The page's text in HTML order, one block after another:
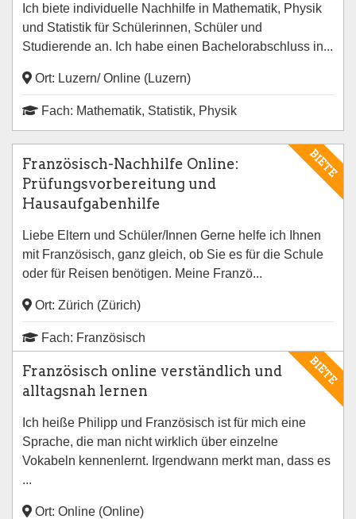
Ich biete individuelle Nachhilfe in Mathematik, Physik
und Statistik für Schülerinnen, Schüler und
Studierende an. Ich habe einen Bachelorabschluss in...
Ort: Luzern/ Online (Luzern)
Fach: Mathematik, Statistik, Physik
BIETE
Französisch-Nachhilfe Online:
Prüfungsvorbereitung und
Hausaufgabenhilfe
Liebe Eltern und Schüler/Innen Gerne helfe ich Ihnen
mit Französisch, ganz gleich, ob Sie es für die Schule
oder für Reisen benötigen. Meine Franzö...
Ort: Zürich (Zürich)
Fach: Französisch
BIETE
Französisch online verständlich und
alltagsnah lernen
Ich heiße Philipp und Französisch ist für mich eine
Sprache, die man nicht wirklich über einzelne
Vokabeln kennenlernt. Irgendwann merkt man, dass es
...
Ort: Online (Online)